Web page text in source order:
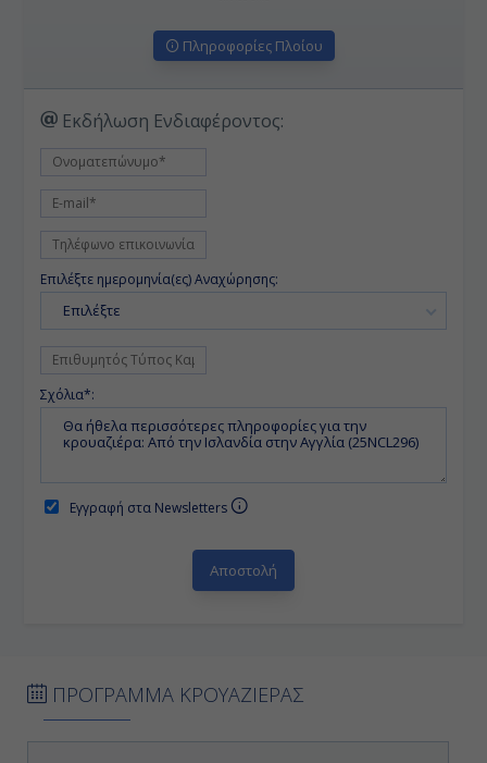
Πληροφορίες Πλοίου
Εκδήλωση Ενδιαφέροντος:
Επιλέξτε ημερομηνία(ες) Αναχώρησης:
Επιλέξτε
Σχόλια*:
Εγγραφή στα Newsletters
ΠΡΟΓΡΑΜΜΑ ΚΡΟΥΑΖΙΕΡΑΣ